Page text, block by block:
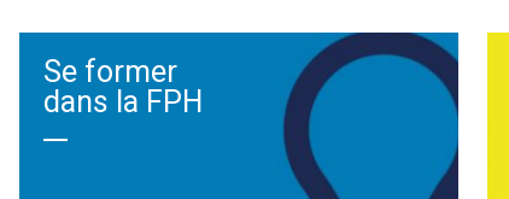
Se former
dans la FPH